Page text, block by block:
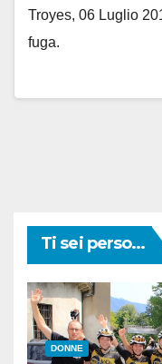
Troyes, 06 Luglio
fuga.
Ti sei perso...
DONNE